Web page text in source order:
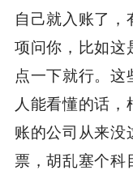
自己就入账了，
项问你，比如这
点一下就行。这
人能看懂的话
账的公司从来没
票，胡乱塞个科